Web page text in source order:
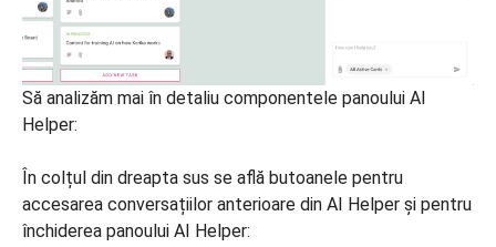
Să analizăm mai în detaliu componentele panoului AI
Helper:
În colțul din dreapta sus se află butoanele pentru
accesarea conversațiilor anterioare din AI Helper și pentru
închiderea panoului AI Helper: